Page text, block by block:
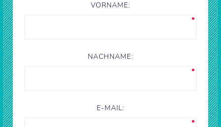
VORNAME:
NACHNAME:
E-MAIL: